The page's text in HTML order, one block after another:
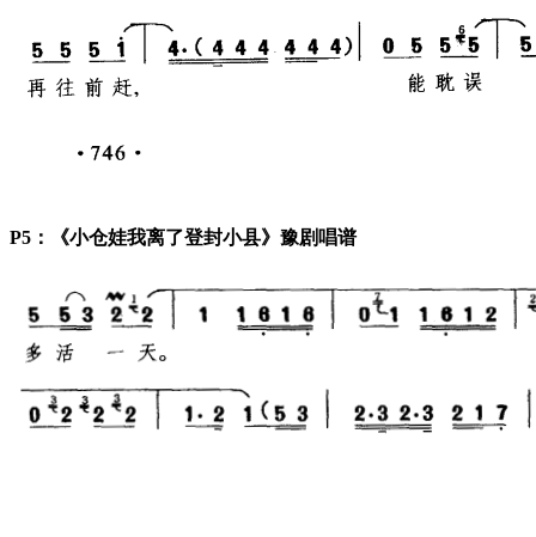
P5：《小仓娃我离了登封小县》豫剧唱谱